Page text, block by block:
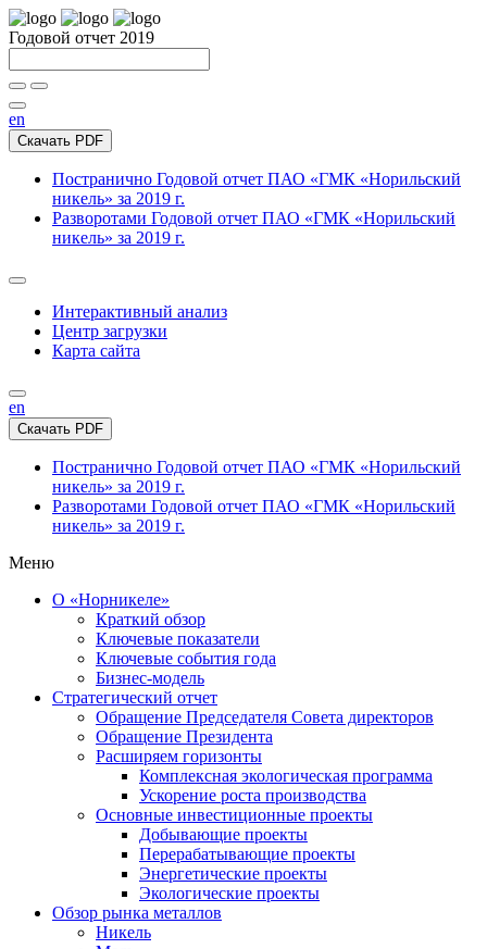
Годовой отчет 2019
en
Скачать PDF
Постранично Годовой отчет ПАО «ГМК «Норильский
никель» за 2019 г.
Разворотами Годовой отчет ПАО «ГМК «Норильский
никель» за 2019 г.
Интерактивный анализ
Центр загрузки
Карта сайта
en
Скачать PDF
Постранично Годовой отчет ПАО «ГМК «Норильский
никель» за 2019 г.
Разворотами Годовой отчет ПАО «ГМК «Норильский
никель» за 2019 г.
Меню
О «Норникеле»
Краткий обзор
Ключевые показатели
Ключевые события года
Бизнес-модель
Стратегический отчет
Обращение Председателя Совета директоров
Обращение Президента
Расширяем горизонты
Комплексная экологическая программа
Ускорение роста производства
Основные инвестиционные проекты
Добывающие проекты
Перерабатывающие проекты
Энергетические проекты
Экологические проекты
Обзор рынка металлов
Никель